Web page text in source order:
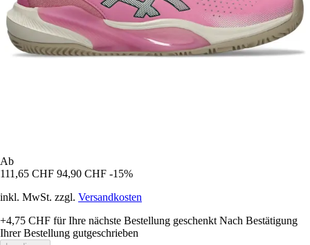
Ab
111,65 CHF 94,90 CHF -15%
inkl. MwSt. zzgl. Versandkosten
+4,75 CHF für Ihre nächste Bestellung geschenkt Nach Bestätigung
Ihrer Bestellung gutgeschrieben